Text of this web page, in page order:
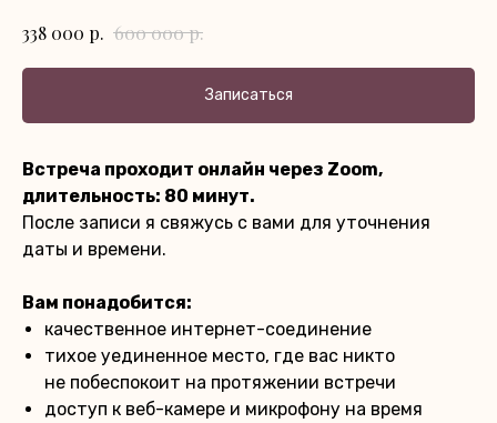
338 000 р. 600 000р.
Записаться
Встреча проходит онлайн через Zoom,
длительность: 80 минут.
После записи я свяжусь с вами для уточнения
даты и времени.
Вам понадобится:
качественное интернет-соединение
тихое уединенное место, где вас никто
не побеспокоит на протяжении встречи
доступ к веб-камере и микрофону на время